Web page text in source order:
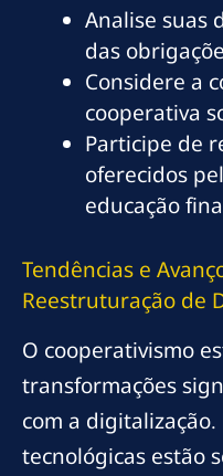
Analise suas
das
Considere a
cooperativa
Participe de
oferecidos
educação
Tendências e
Reestruturação de
O cooperativismo
transformações
com a
tecnológicas estão